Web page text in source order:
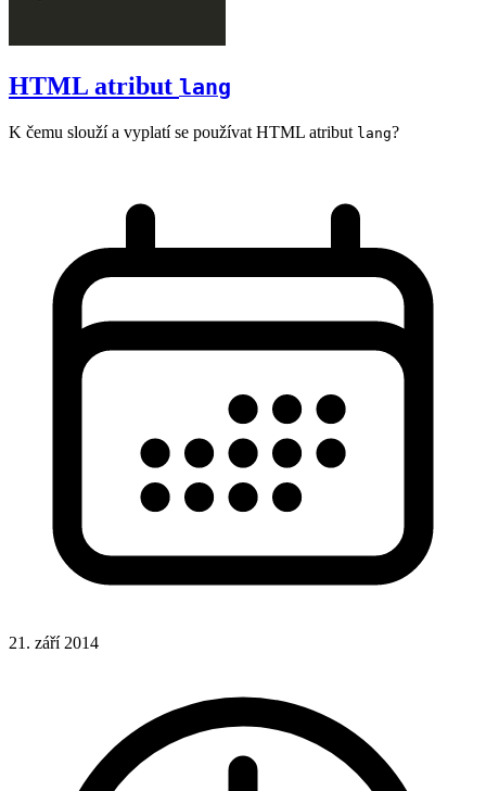
HTML atribut lang
K čemu slouží a vyplatí se používat HTML atribut lang?
21. září 2014